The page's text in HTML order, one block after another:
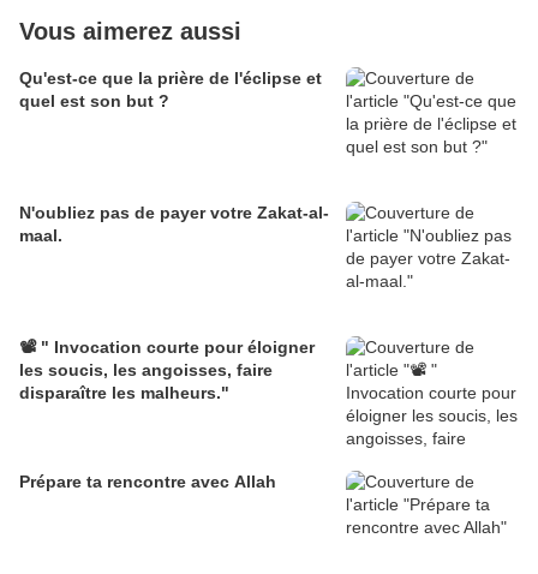
Vous aimerez aussi
Qu'est-ce que la prière de l'éclipse et
quel est son but ?
N'oubliez pas de payer votre Zakat-al-
maal.
📽️ " Invocation courte pour éloigner
les soucis, les angoisses, faire
disparaître les malheurs."
Prépare ta rencontre avec Allah